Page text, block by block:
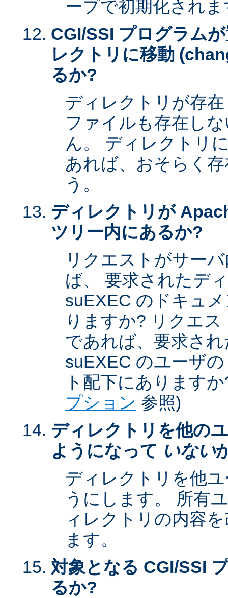
ープで初期化されま
CGI/SSI プログラム
レクトリに移動
るか?
ディレクトリが存
ファイルも存在し
ん。 ディレクトリ
あれば、おそらく
う。
ディレクトリが
ツリー内にあるか?
リクエストがサー
ば、 要求されたデ
suEXEC のドキュ
りますか? リクエ
であれば、要求さ
suEXEC のユーザ
ト配下にあります
プション 参照)
ディレクトリを他の
ようになって いない
ディレクトリを他
うにします。 所有
ィレクトリの内容
ます。
対象となる CGI/SSI
るか?